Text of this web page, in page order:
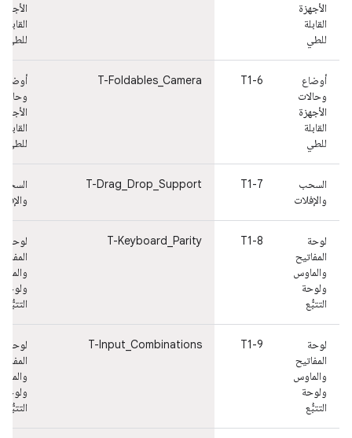
الأجهزة
القابلة
للطي
الأجهزة
القابلة
للطي
أوضاع
وحالات
الأجهزة
القابلة
للطي
T1-6
T-Foldables_Camera
أوضاع
الأجهزة
القابلة
للطي
السحب
والإفلات
T1-7
T-Drag_Drop_Support
السحب
لوحة
المفاتيح
والماوس
ولوحة
التتبُّع
T1-8
T-Keyboard_Parity
لوحة
ولوحة
التتبُّع
لوحة
المفاتيح
والماوس
ولوحة
التتبُّع
T1-9
T-Input_Combinations
لوحة
ولوحة
التتبُّع